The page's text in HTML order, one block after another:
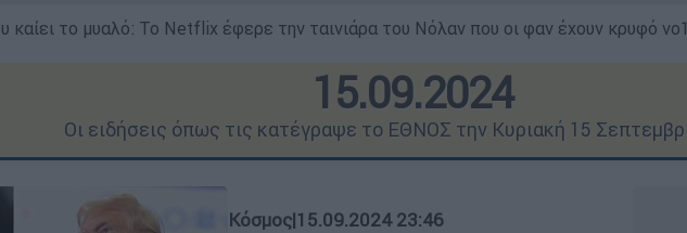
καίει το μυαλό: Το Netflix έφερε την ταινιάρα του Νόλαν που οι φαν έχουν κρυφό
15.09.2024
Οι ειδήσεις όπως τις κατέγραψε το ΕΘΝΟΣ την Κυριακή 15
Κόσμος|15.09.2024 23:46